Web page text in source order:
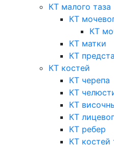
КТ малого таза
КТ
КТ
КТ матки
КТ
КТ костей
КТ черепа
КТ
КТ
КТ
КТ ребер
КТ костей